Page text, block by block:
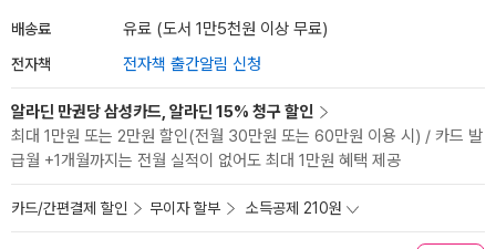
배송료 유료 (도서 1만5천원 이상 무료)
전자책 전자책 출간알림 신청
알라딘 만권당 삼성카드, 알라딘 15% 청구 할인
최대 1만원 또는 2만원 할인(전월 30만원 또는 60만원 이용 시) / 카드 발
급월 +1개월까지는 전월 실적이 없어도 최대 1만원 혜택 제공
카드/간편결제 할인 무이자 할부 소득공제 210원